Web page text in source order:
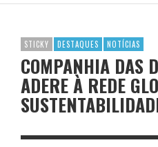
STICKY DESTAQUES NOTÍCIAS
COMPANHIA DAS
ADERE À REDE